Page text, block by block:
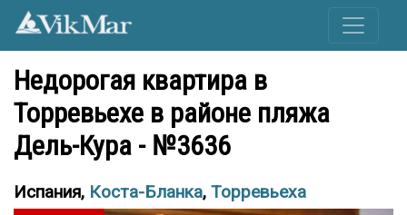
Недорогая квартира в
Торревьехе в районе пляжа
Дель-Кура - №3636
Испания, Коста-Бланка, Торревьеха